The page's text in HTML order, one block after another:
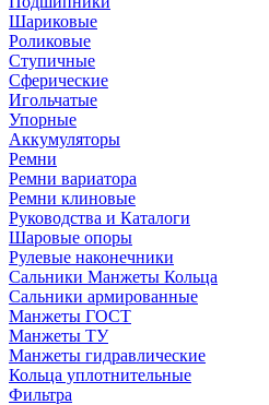
Шариковые
Роликовые
Ступичные
Сферические
Игольчатые
Упорные
Аккумуляторы
Ремни
Ремни вариатора
Ремни клиновые
Руководства и Каталоги
Шаровые опоры
Рулевые наконечники
Сальники Манжеты Кольца
Сальники армированные
Манжеты ГОСТ
Манжеты ТУ
Манжеты гидравлические
Кольца уплотнительные
Фильтра